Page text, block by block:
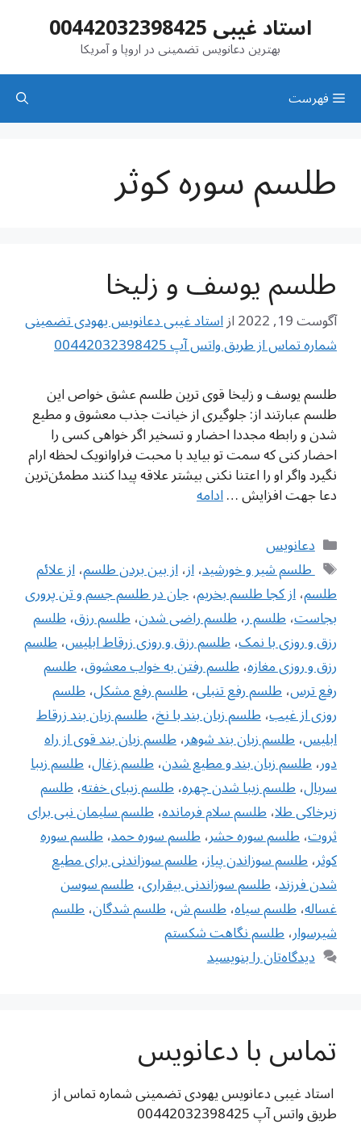
استاد غیبی 00442032398425
بهترین دعانویس تضمینی در اروپا و آمریکا
فهرست
طلسم سوره کوثر
طلسم یوسف و زلیخا
آگوست 19, 2022 ازاستاد غیبی دعانویس یهودی تضمینی
شماره تماس از طریق واتس آپ 00442032398425
طلسم یوسف و زلیخا قوی ترین طلسم عشق خواص این
طلسم عبارتند از: جلوگیری از خیانت جذب معشوق و مطیع
شدن و رابطه مجددا احضار و تسخیر اگر خواهی کسی را
احضار کنی که سمت تو بیاید با محبت فراوانویک لحظه ارام
نگیرد واگر او را اعتنا نکنی بیشتر علاقه پیدا کنند مطمئن‌ترین
دعا جهت افزایش …ادامه
دسته‌ها
دعانویس
برچسب‌ها
‌ طلسم شیر و خورشید،از،از بین بردن طلسم،از علائم
طلسم،از کجا طلسم بخریم،‌جان در طلسم جسم و تن پروری
بجاست،طلسم ر،طلسم راضی شدن،طلسم رزق،طلسم
رزق و روزی با نمک،طلسم رزق و روزی زرقاط ابلیس،طلسم
رزق و روزی مغازه،طلسم رفتن به خواب معشوق،طلسم
رفع ترس،طلسم رفع تنبلی،طلسم رفع مشکل،طلسم
روزی از غیب،طلسم زبان بند با نخ،طلسم زبان بند زرقاط
ابلیس،طلسم زبان بند شوهر،طلسم زبان بند قوی از راه
دور،طلسم زبان بند و مطیع شدن،طلسم زغال،طلسم زیبا
سریال،طلسم زیبا شدن چهره،طلسم زیبای خفته،طلسم
زیرخاکی طلا،طلسم سلام فرمانده،طلسم سلیمان نبی برای
ثروت،طلسم سوره حشر،طلسم سوره حمد،طلسم سوره
کوثر،طلسم سوزاندن پیاز،طلسم سوزاندنی برای مطیع
شدن فرزند،طلسم سوزاندنی بیقراری،طلسم سوسن
غساله،طلسم سیاه،طلسم ش،طلسم شدگان‌،طلسم
شیرسوار،طلسم نگاهت شکستم
دیدگاه‌تان را بنویسید
تماس با دعانویس
استاد غیبی دعانویس یهودی تضمینی شماره تماس از
طریق واتس آپ 00442032398425